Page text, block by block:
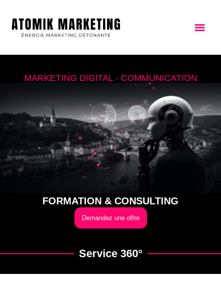
MARKETING DIGITAL - COMMUNICATION
FORMATION & CONSULTING
Demandez une offre
Service 360°